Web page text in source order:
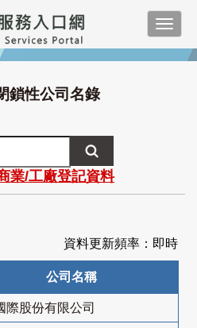
鎖性公司名錄
業/工廠登記資料
資料更新頻率：即時
公司名稱
際股份有限公司